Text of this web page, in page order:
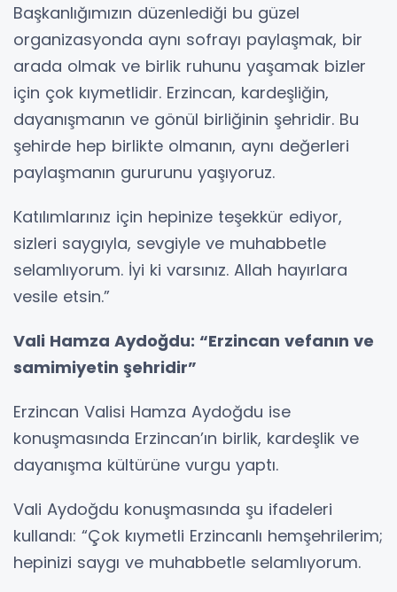
Başkanlığımızın düzenlediği bu güzel
organizasyonda aynı sofrayı paylaşmak, bir
arada olmak ve birlik ruhunu yaşamak bizler
için çok kıymetlidir. Erzincan, kardeşliğin,
dayanışmanın ve gönül birliğinin şehridir. Bu
şehirde hep birlikte olmanın, aynı değerleri
paylaşmanın gururunu yaşıyoruz.
Katılımlarınız için hepinize teşekkür ediyor,
sizleri saygıyla, sevgiyle ve muhabbetle
selamlıyorum. İyi ki varsınız. Allah hayırlara
vesile etsin.”
Vali Hamza Aydoğdu: “Erzincan vefanın ve
samimiyetin şehridir”
Erzincan Valisi Hamza Aydoğdu ise
konuşmasında Erzincan’ın birlik, kardeşlik ve
dayanışma kültürüne vurgu yaptı.
Vali Aydoğdu konuşmasında şu ifadeleri
kullandı: “Çok kıymetli Erzincanlı hemşehrilerim;
hepinizi saygı ve muhabbetle selamlıyorum.